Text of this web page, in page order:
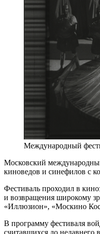
Международный
Московский
киноведов и синефилов с
Фестиваль проходил в
и возвращения широкому
«Иллюзион», «Москино
В программу фестиваля